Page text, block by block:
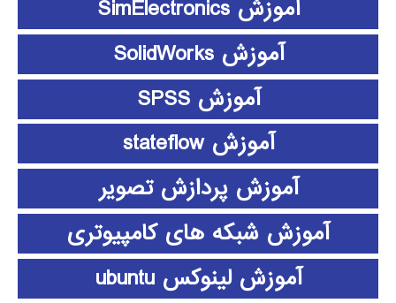
آموزش SimElectronics
آموزش SolidWorks
آموزش SPSS
آموزش stateflow
آموزش پردازش تصویر
آموزش شبکه های کامپیوتری
آموزش لینوکس ubuntu